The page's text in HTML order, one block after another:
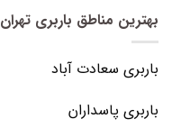
بهترین مناطق باربری تهران
باربری سعادت آباد
باربری پاسداران